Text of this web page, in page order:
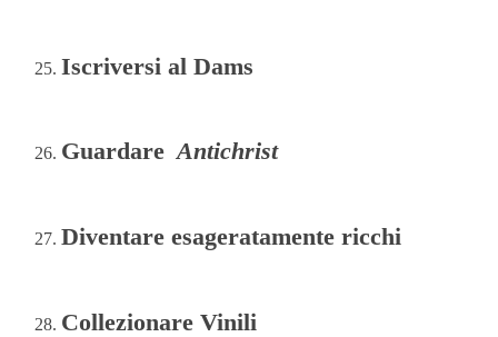
Iscriversi al Dams
Guardare Antichrist
Diventare esageratamente ricchi
Collezionare Vinili